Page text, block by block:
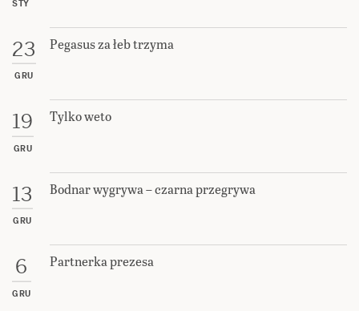
STY
23
GRU
Pegasus za łeb trzyma
19
GRU
Tylko weto
13
GRU
Bodnar wygrywa – czarna przegrywa
6
GRU
Partnerka prezesa